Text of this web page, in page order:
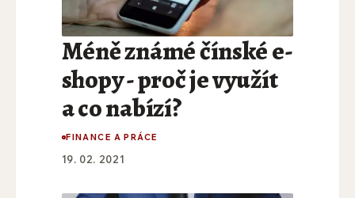
Méně známé čínské e-
shopy - proč je využít
a co nabízí?
FINANCE A PRÁCE
19. 02. 2021